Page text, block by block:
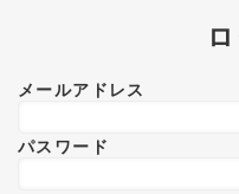
メールアドレス
パスワード